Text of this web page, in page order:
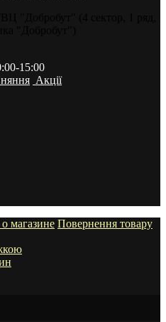
15:00
Акції
магазине Повернення товару